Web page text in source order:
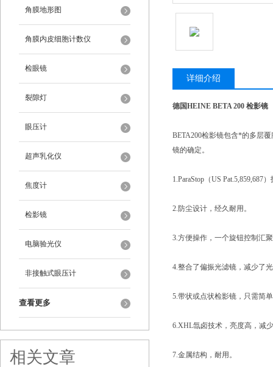
角膜地形图
角膜内皮细胞计数仪
检眼镜
裂隙灯
眼压计
超声乳化仪
焦度计
检影镜
电脑验光仪
非接触式眼压计
查看更多
相关文章
详细介绍
德国HEINE BETA 200 检影镜
BETA200检影镜包含*的多层
镜的确定。
1.ParaStop（US Pat.5,859,687
2.防尘设计，经久耐用。
3.方便操作，一个旋钮控制汇
4.整合了偏振光滤镜，减少了
5.带状或点状检影镜，只需简
6.XHL氙卤技术，亮度高，减
7.金属结构，耐用。